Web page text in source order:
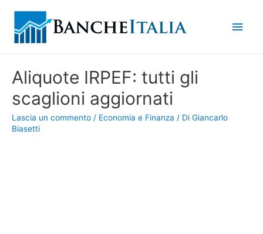
Aliquote IRPEF: tutti gli
scaglioni aggiornati
Lascia un commento / Economia e Finanza / Di Giancarlo
Biasetti